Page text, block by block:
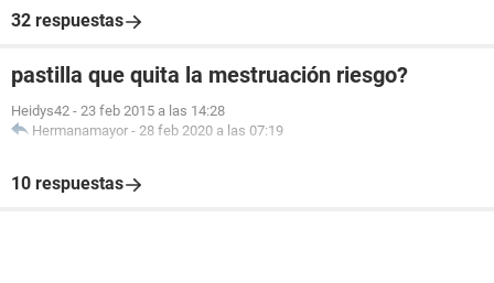
32 respuestas
pastilla que quita la mestruación riesgo?
Heidys42 - 23 feb 2015 a las 14:28
Hermanamayor - 28 feb 2020 a las 07:19
10 respuestas